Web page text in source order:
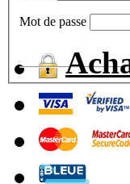
Mot de passe